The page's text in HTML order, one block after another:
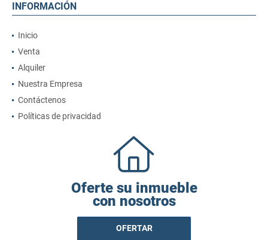
INFORMACIÓN
Inicio
Venta
Alquiler
Nuestra Empresa
Contáctenos
Políticas de privacidad
Oferte su inmueble
con nosotros
OFERTAR